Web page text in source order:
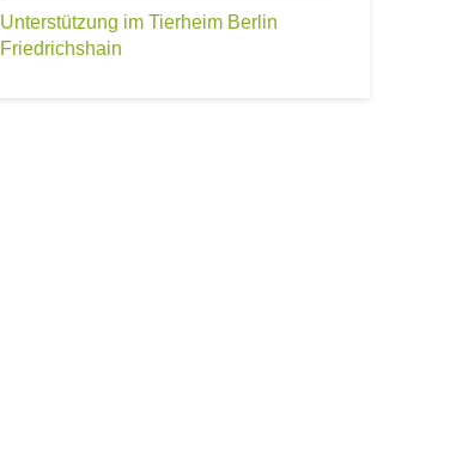
Unterstützung im Tierheim Berlin
Friedrichshain